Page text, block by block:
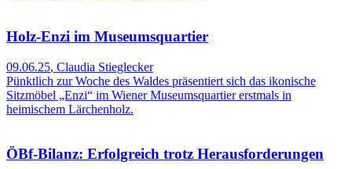
Holz-Enzi im Museumsquartier
09.06.25, Claudia Stieglecker
Pünktlich zur Woche des Waldes präsentiert sich das ikonische
Sitzmöbel „Enzi“ im Wiener Museumsquartier erstmals in
heimischem Lärchenholz.
ÖBf-Bilanz: Erfolgreich trotz Herausforderungen